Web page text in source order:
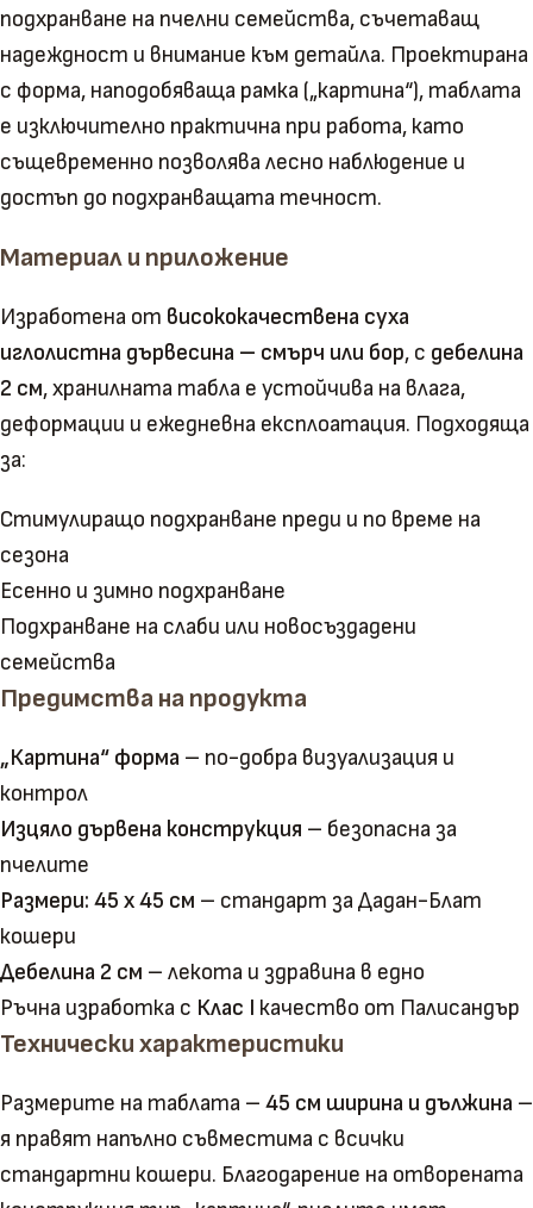
подхранване на пчелни семейства, съчетаващ
надеждност и внимание към детайла. Проектирана
с форма, наподобяваща рамка („картина“), таблата
е изключително практична при работа, като
същевременно позволява лесно наблюдение и
достъп до подхранващата течност.
Материал и приложение
Изработена от висококачествена суха
иглолистна дървесина – смърч или бор, с дебелина
2 см, хранилната табла е устойчива на влага,
деформации и ежедневна експлоатация. Подходяща
за:
Стимулиращо подхранване преди и по време на
сезона
Есенно и зимно подхранване
Подхранване на слаби или новосъздадени
семейства
Предимства на продукта
„Картина“ форма – по-добра визуализация и
контрол
Изцяло дървена конструкция – безопасна за
пчелите
Размери: 45 х 45 см – стандарт за Дадан-Блат
кошери
Дебелина 2 см – лекота и здравина в едно
Ръчна изработка с Клас I качество от Палисандър
Технически характеристики
Размерите на таблата – 45 см ширина и дължина –
я правят напълно съвместима с всички
стандартни кошери. Благодарение на отворената